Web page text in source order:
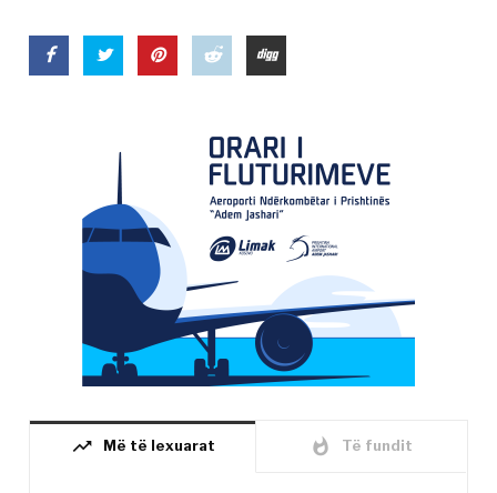
trending_up Më të lexuarat whatshot Të fundit